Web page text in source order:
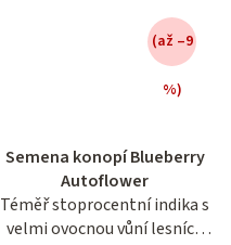
Semena konopí Blueberry
Autoflower
Téměř stoprocentní indika s
velmi ovocnou vůní lesních
(až –9
%)
produktu
je
4,5
z